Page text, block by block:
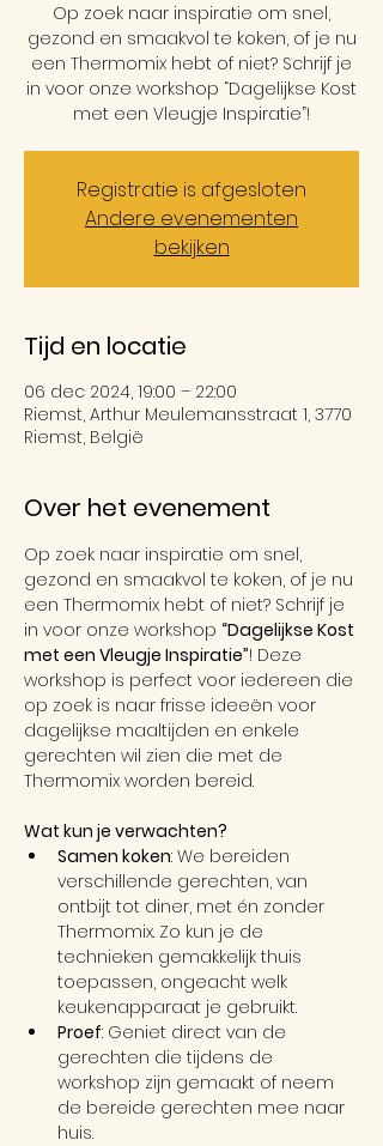
Op zoek naar inspiratie om snel,
gezond en smaakvol te koken, of je nu
een Thermomix hebt of niet? Schrijf je
in voor onze workshop “Dagelijkse Kost
met een Vleugje Inspiratie”!
Registratie is afgesloten
Andere evenementen
bekijken
Tijd en locatie
06 dec 2024, 19:00 – 22:00
Riemst, Arthur Meulemansstraat 1, 3770
Riemst, België
Over het evenement
Op zoek naar inspiratie om snel,
gezond en smaakvol te koken, of je nu
een Thermomix hebt of niet? Schrijf je
in voor onze workshop “Dagelijkse Kost
met een Vleugje Inspiratie”! Deze
workshop is perfect voor iedereen die
op zoek is naar frisse ideeën voor
dagelijkse maaltijden en enkele
gerechten wil zien die met de
Thermomix worden bereid.
Wat kun je verwachten?
Samen koken: We bereiden
verschillende gerechten, van
ontbijt tot diner, met én zonder
Thermomix. Zo kun je de
technieken gemakkelijk thuis
toepassen, ongeacht welk
keukenapparaat je gebruikt.
Proef: Geniet direct van de
gerechten die tijdens de
workshop zijn gemaakt of neem
de bereide gerechten mee naar
huis.